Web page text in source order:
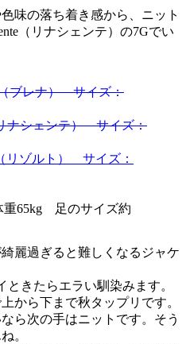
味の落ち着き感から、ニット
（リナシェンテ）の7Gでい
ブレナ） サイズ：
ナシェンテ） サイズ：
リゾルト） サイズ：
65kg 足のサイズ約
麗過ぎると難しくなるジャケ
きたらエラい馴染みます。
から下まで秋タップリです。
ら次の手はニットです。そう
。